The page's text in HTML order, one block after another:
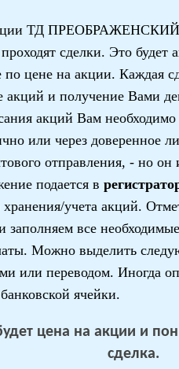
ТД
сделки. Это будет
цене на акции. Каждая
акций и получение Вами
акций Вам необходимо
или через доверенное
отправления, - но он
подается в
хранения/учета акций.
заполняем все
Можно выделить
или переводом. Иногда
ячейки.
цена на акции и
сделка.